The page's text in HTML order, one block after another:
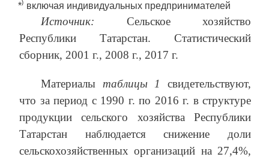
*⁾ включая индивидуальных предпринимателей
Источник: Сельское хозяйство
Республики Татарстан. Статистический
сборник, 2001 г., 2008 г., 2017 г.
Материалы таблицы 1
свидетельствуют,
что за период с 1990 г. по 2016 г. в структуре
продукции сельского хозяйства Республики
Татарстан наблюдается снижение доли
сельскохозяйственных организаций на 27,4%,